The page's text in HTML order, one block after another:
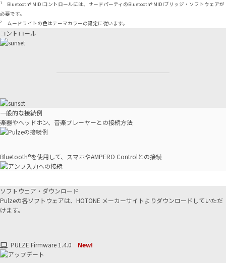
¹ Bluetooth® MIDIコントロールには、サードパーティのBluetooth® MIDIブリッジ・ソフトウェアが
必要です。
² ムードライトの色はテーマカラーの設定に従います。
コントロール
一般的な接続例
楽器やヘッドホン、音楽プレーヤーとの接続方法
Bluetooth®を使用して、スマホやAMPERO Controlとの接続
ソフトウェア・ダウンロード
Pulzeの各ソフトウェアは、HOTONE メーカーサイトよりダウンロードしていただ
けます。
PULZE Firmware 1.4.0 New!